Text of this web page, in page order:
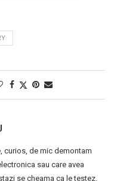
curios, de mic demontam
sau care avea
se cheama ca le testez.